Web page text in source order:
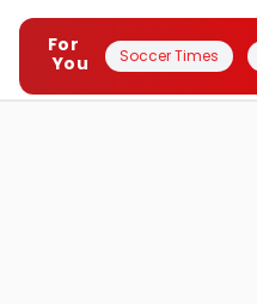
For
You
Soccer Times